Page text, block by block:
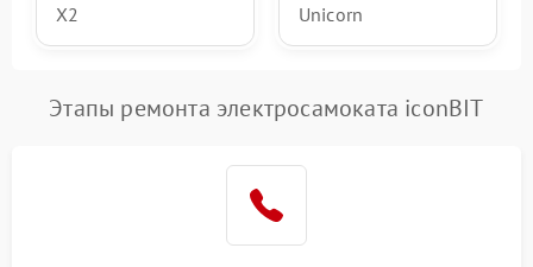
X2
Unicorn
Этапы ремонта электросамоката iconBIT